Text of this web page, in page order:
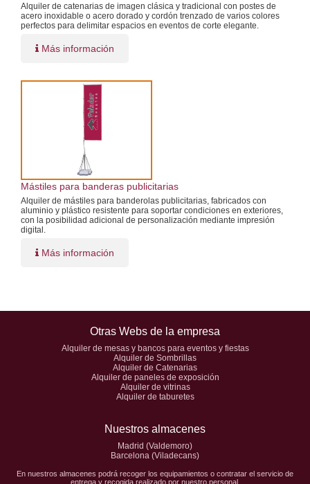
Alquiler de catenarias de imagen clásica y tradicional con postes de
acero inoxidable o acero dorado y cordón trenzado de varios colores
perfectos para delimitar espacios en eventos de corte elegante.
Más información
Mástiles para banderas publicitarias
Alquiler de mástiles para banderolas publicitarias, fabricados con
aluminio y plástico resistente para soportar condiciones en exteriores,
con la posibilidad adicional de personalización mediante impresión
digital.
Más información
Otras Webs de la empresa
Alquiler de mesas y bancos para eventos y fiestas
Alquiler de Sombrillas
Alquiler de Catenarias
Alquiler de paneles de exposición
Alquiler de vitrinas
Alquiler de taburetes
Nuestros almacenes
Madrid (Valdemoro)
Barcelona (Viladecans)
En nuestros almacenes podrá recoger los equipamientos o contratar el servicio de
entrega y recogida realizado por nuestro personal.